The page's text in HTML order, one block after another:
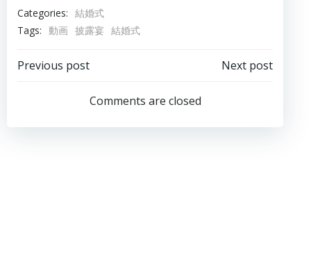
Categories: 結婚式
Tags: 動画 披露宴 結婚式
投
ナ
Previous post
稿
ナ
Next post
Comments are closed